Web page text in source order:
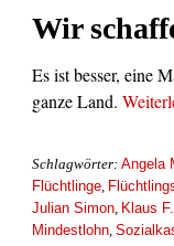
Wir
Es ist besser, eine
ganze Land.
Schlagwörter: Angela
Flüchtlinge,
Julian Simon, Klaus
Mindestlohn,